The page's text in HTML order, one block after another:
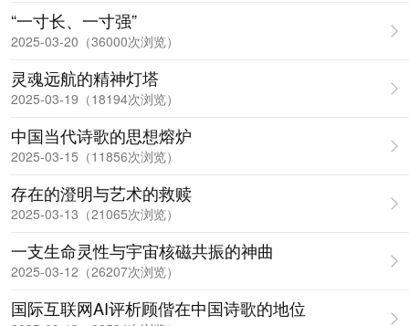
“一寸长、一寸强”
2025-03-20（36000次浏览）
灵魂远航的精神灯塔
2025-03-19（18194次浏览）
中国当代诗歌的思想熔炉
2025-03-15（11856次浏览）
存在的澄明与艺术的救赎
2025-03-13（21065次浏览）
一支生命灵性与宇宙核磁共振的神曲
2025-03-12（26207次浏览）
国际互联网AI评析顾偕在中国诗歌的地位